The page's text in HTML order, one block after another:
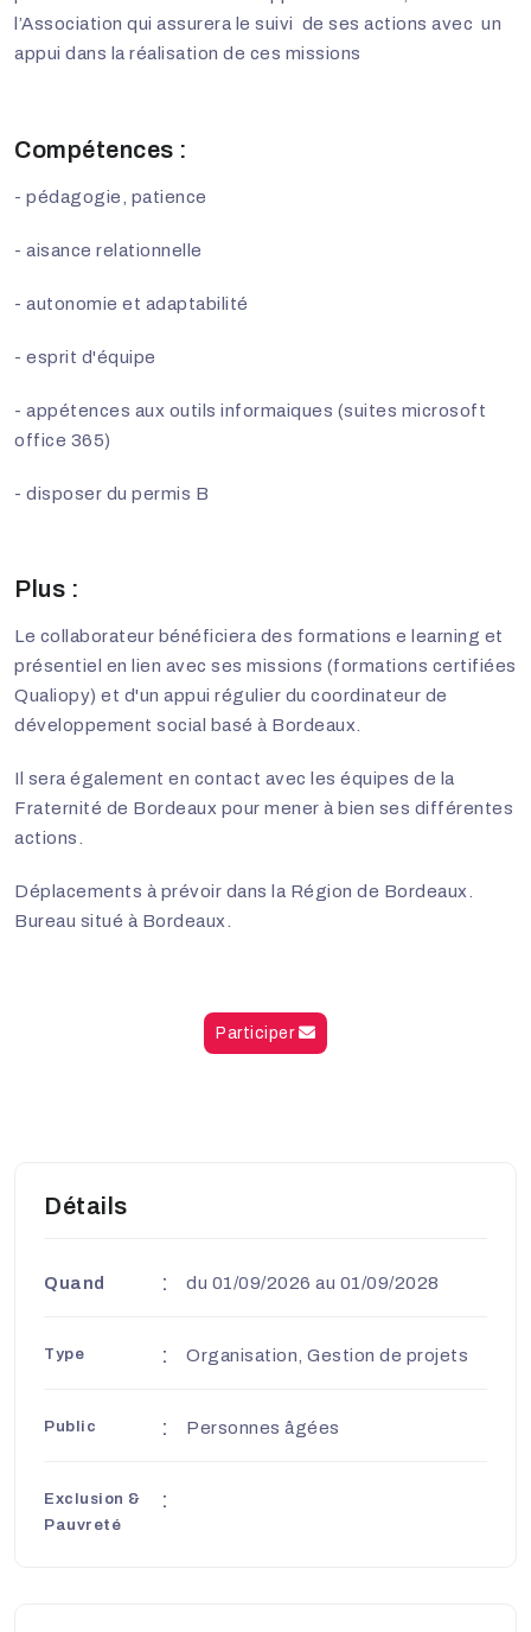
l’Association qui assurera le suivi de ses actions avec un
appui dans la réalisation de ces missions
Compétences :
- pédagogie, patience
- aisance relationnelle
- autonomie et adaptabilité
- esprit d'équipe
- appétences aux outils informaiques (suites microsoft
office 365)
- disposer du permis B
Plus :
Le collaborateur bénéficiera des formations e learning et
présentiel en lien avec ses missions (formations certifiées
Qualiopy) et d'un appui régulier du coordinateur de
développement social basé à Bordeaux.
Il sera également en contact avec les équipes de la
Fraternité de Bordeaux pour mener à bien ses différentes
actions.
Déplacements à prévoir dans la Région de Bordeaux.
Bureau situé à Bordeaux.
Participer
Détails
Quand du 01/09/2026 au 01/09/2028
Type Organisation, Gestion de projets
Public Personnes âgées
Exclusion &
Pauvreté